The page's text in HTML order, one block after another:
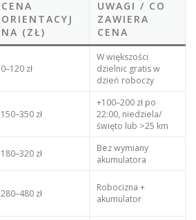
CENA
ORIENTACYJ
NA (ZŁ)
UWAGI / CO
ZAWIERA
CENA
0–120 zł
W większości
dzielnic gratis w
dzień roboczy
150–350 zł
+100–200 zł po
22:00, niedziela/
święto lub >25 km
180–320 zł
Bez wymiany
akumulatora
280–480 zł
Robocizna +
akumulator